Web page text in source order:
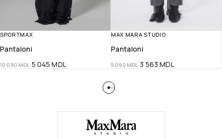
SPORTMAX
Pantaloni
10 090MDL 5 045MDL
MAX MARA STUDIO
Pantaloni
5 090MDL 3 563MDL